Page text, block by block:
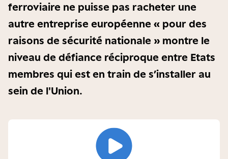
ferroviaire ne puisse pas racheter une
autre entreprise européenne « pour des
raisons de sécurité nationale » montre le
niveau de défiance réciproque entre Etats
membres qui est en train de s’installer au
sein de l'Union.